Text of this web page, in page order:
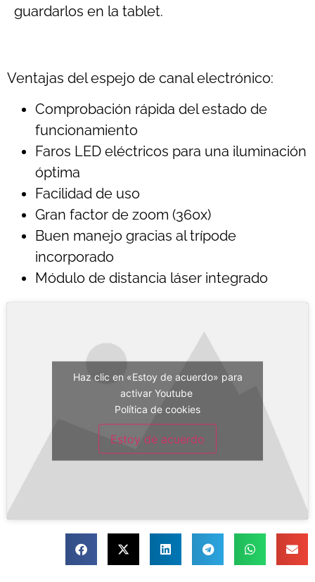
guardarlos en la tablet.
Ventajas del espejo de canal electrónico:
Comprobación rápida del estado de
funcionamiento
Faros LED eléctricos para una iluminación
óptima
Facilidad de uso
Gran factor de zoom (360x)
Buen manejo gracias al trípode
incorporado
Módulo de distancia láser integrado
Haz clic en «Estoy de acuerdo» para
activar Youtube
Política de cookies
Estoy de acuerdo